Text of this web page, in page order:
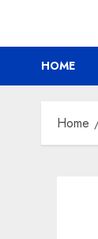
HOME
Home